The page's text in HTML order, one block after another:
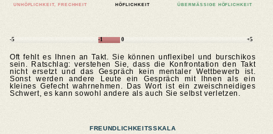
UNHÖFLICHKEIT, FRECHHEIT HÖFLICHKEIT ÜBERMÄSSIGE HÖFLICHKEIT
-5 -1 0 +5
Oft fehlt es Ihnen an Takt. Sie können unflexibel und burschikos
sein. Ratschlag: verstehen Sie, dass die Konfrontation den Takt
nicht ersetzt und das Gespräch kein mentaler Wettbewerb ist.
Sonst werden andere Leute ein Gespräch mit Ihnen als ein
kleines Gefecht wahrnehmen. Das Wort ist ein zweischneidiges
Schwert, es kann sowohl andere als auch Sie selbst verletzen.
FREUNDLICHKEITSSKALA